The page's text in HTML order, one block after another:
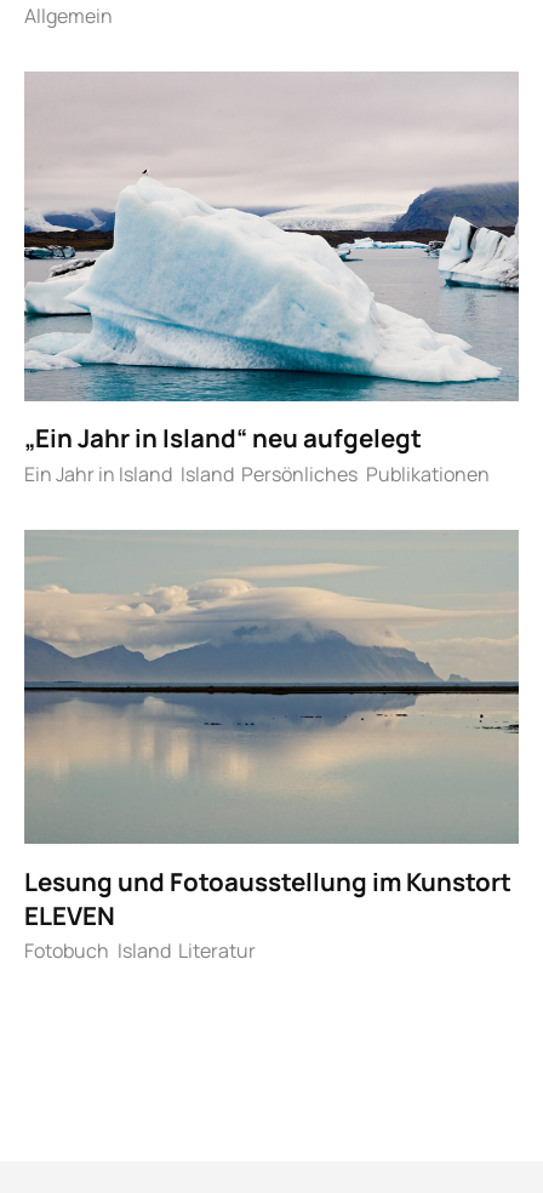
Allgemein
„Ein Jahr in Island“ neu aufgelegt
Ein Jahr in Island Island Persönliches Publikationen
Lesung und Fotoausstellung im Kunstort
ELEVEN
Fotobuch Island Literatur